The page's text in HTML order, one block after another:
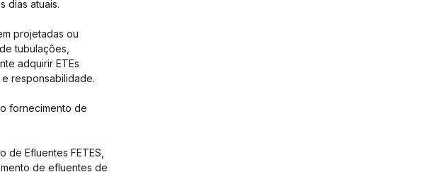
dias atuais.
projetadas ou
tubulações,
adquirir ETEs
responsabilidade.
fornecimento de
Efluentes FETES,
de efluentes de